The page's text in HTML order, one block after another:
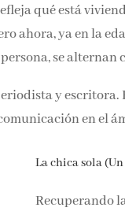
qué está
pero ahora,
primera persona,
y
en el
La chica sola
Recuperando